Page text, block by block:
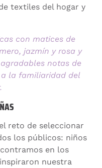
textiles del hogar y
con matices de
jazmín y rosa y
notas de
la familiaridad del
reto de seleccionar
los públicos: niños
en los
nuestra